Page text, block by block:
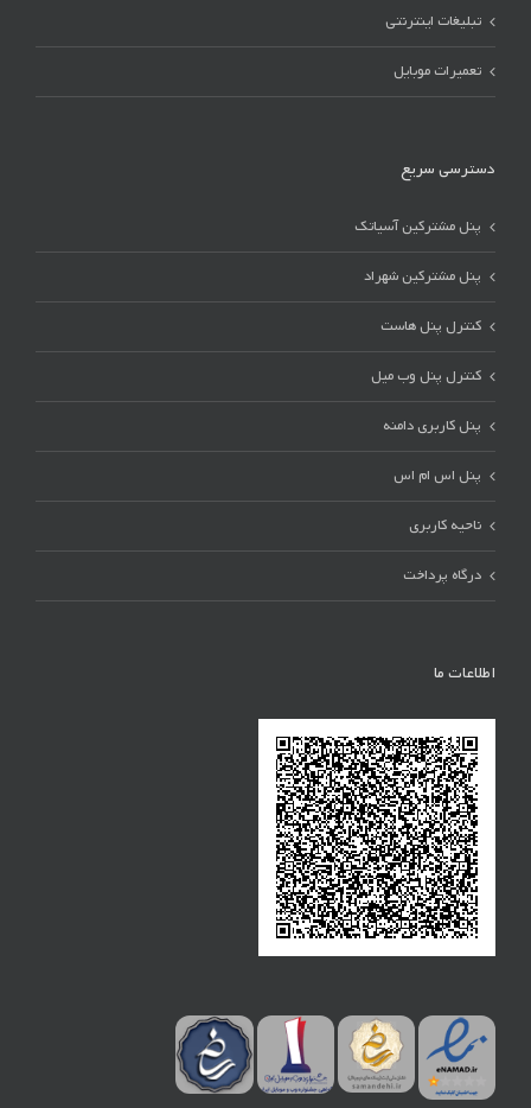
تبلیغات اینترنتی
تعمیرات موبایل
دسترسی سریع
پنل مشترکین آسیاتک
پنل مشترکین شهراد
کنترل پنل هاست
کنترل پنل وب میل
پنل کاربری دامنه
پنل اس ام اس
ناحیه کاربری
درگاه پرداخت
اطلاعات ما